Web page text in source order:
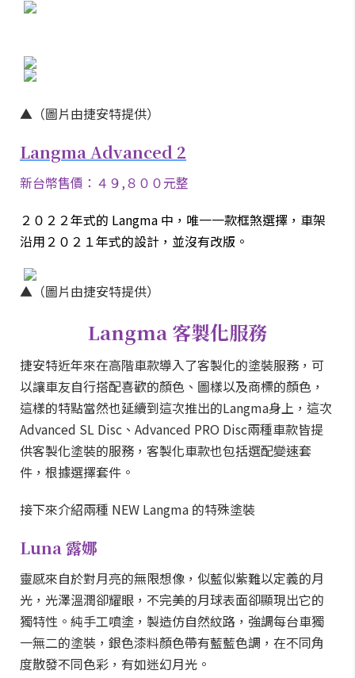
▲（圖片由捷安特提供）
Langma Advanced 2
新台幣售價：４９,８００元整
２０２２年式的 Langma 中，唯一一款框煞選擇，車架
沿用２０２１年式的設計，並沒有改版。
▲（圖片由捷安特提供）
Langma 客製化服務
捷安特近年來在高階車款導入了客製化的塗裝服務，可
以讓車友自行搭配喜歡的顏色、圖樣以及商標的顏色，
這樣的特點當然也延續到這次推出的Langma身上，這次
Advanced SL Disc、Advanced PRO Disc兩種車款皆提
供客製化塗裝的服務，客製化車款也包括選配變速套
件，根據選擇套件。
接下來介紹兩種 NEW Langma 的特殊塗裝
Luna 露娜
靈感來自於對月亮的無限想像，似藍似紫難以定義的月
光，光澤溫潤卻耀眼，不完美的月球表面卻顯現出它的
獨特性。純手工噴塗，製造仿自然紋路，強調每台車獨
一無二的塗裝，銀色漆料顏色帶有藍藍色調，在不同角
度散發不同色彩，有如迷幻月光。